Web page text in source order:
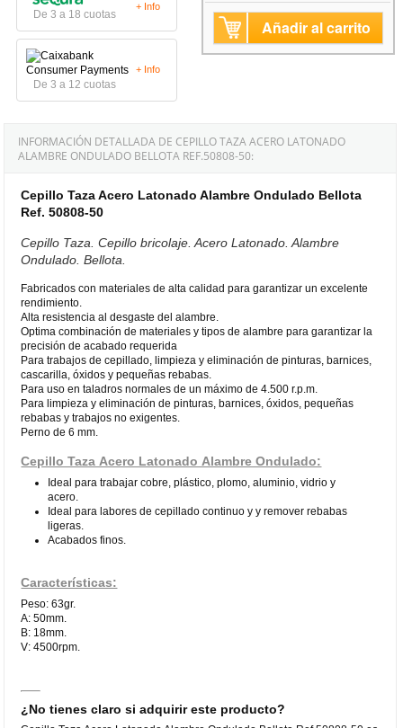
De 3 a 18 cuotas
+ Info
De 3 a 12 cuotas
+ Info
Añadir al carrito
INFORMACIÓN DETALLADA DE CEPILLO TAZA ACERO LATONADO
ALAMBRE ONDULADO BELLOTA REF.50808-50:
Cepillo Taza Acero Latonado Alambre Ondulado Bellota
Ref. 50808-50
Cepillo Taza. Cepillo bricolaje. Acero Latonado. Alambre
Ondulado. Bellota.
Fabricados con materiales de alta calidad para garantizar un excelente
rendimiento.
Alta resistencia al desgaste del alambre.
Optima combinación de materiales y tipos de alambre para garantizar la
precisión de acabado requerida
Para trabajos de cepillado, limpieza y eliminación de pinturas, barnices,
cascarilla, óxidos y pequeñas rebabas.
Para uso en taladros normales de un máximo de 4.500 r.p.m.
Para limpieza y eliminación de pinturas, barnices, óxidos, pequeñas
rebabas y trabajos no exigentes.
Perno de 6 mm.
Cepillo Taza Acero Latonado Alambre Ondulado:
Ideal para trabajar cobre, plástico, plomo, aluminio, vidrio y
acero.
Ideal para labores de cepillado continuo y y remover rebabas
ligeras.
Acabados finos.
Características:
Peso: 63gr.
A: 50mm.
B: 18mm.
V: 4500rpm.
¿No tienes claro si adquirir este producto?